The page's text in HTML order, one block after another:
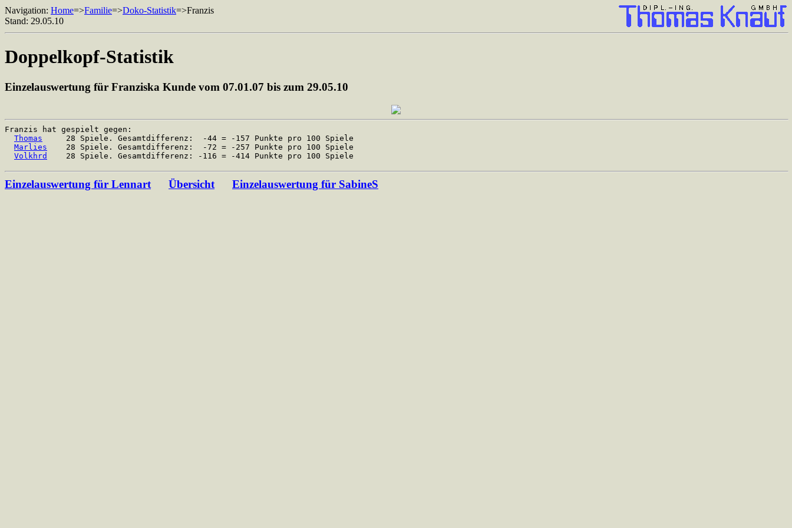
Navigation: Home=>Familie=>Doko-Statistik=>Franzis
Stand: 29.05.10
Doppelkopf-Statistik
Einzelauswertung für Franziska Kunde vom 07.01.07 bis zum 29.05.10
Franzis hat gespielt gegen:
Thomas 28 Spiele. Gesamtdifferenz: -44 = -157 Punkte pro 100 Spiele
Marlies 28 Spiele. Gesamtdifferenz: -72 = -257 Punkte pro 100 Spiele
Volkhrd
28 Spiele. Gesamtdifferenz: -116 = -414 Punkte pro 100 Spiele
Einzelauswertung für Lennart Übersicht Einzelauswertung für SabineS